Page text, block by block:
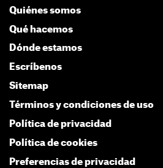
Quiénes somos
Qué hacemos
Dónde estamos
Escríbenos
Sitemap
Términos y condiciones de uso
Política de privacidad
Política de cookies
Preferencias de privacidad